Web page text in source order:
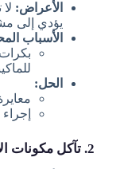
الأعراض:
يؤدي إلى
الأسباب
الحل:
2. تآكل مكونات الآلة